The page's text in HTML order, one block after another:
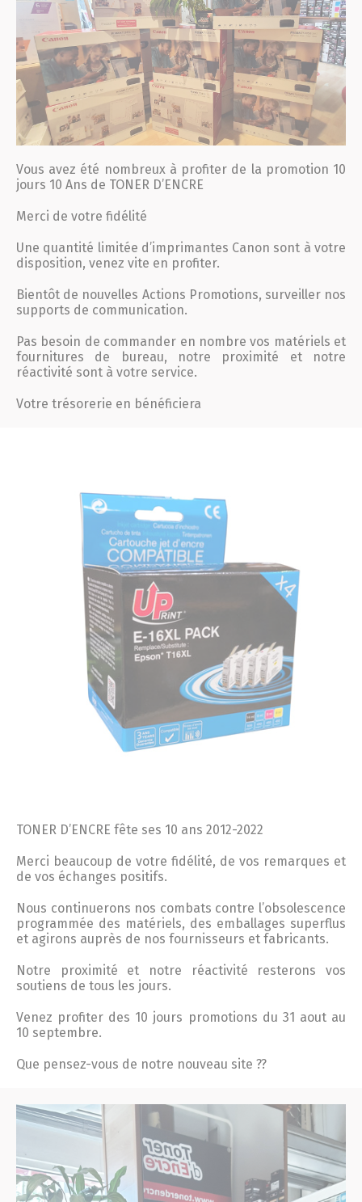
Vous avez été nombreux à profiter de la promotion 10
jours 10 Ans de TONER D’ENCRE
Merci de votre fidélité
Une quantité limitée d’imprimantes Canon sont à votre
disposition, venez vite en profiter.
Bientôt de nouvelles Actions Promotions, surveiller nos
supports de communication.
Pas besoin de commander en nombre vos matériels et
fournitures de bureau, notre proximité et notre
réactivité sont à votre service.
Votre trésorerie en bénéficiera
TONER D’ENCRE fête ses 10 ans 2012-2022
Merci beaucoup de votre fidélité, de vos remarques et
de vos échanges positifs.
Nous continuerons nos combats contre l’obsolescence
programmée des matériels, des emballages superflus
et agirons auprès de nos fournisseurs et fabricants.
Notre proximité et notre réactivité resterons vos
soutiens de tous les jours.
Venez profiter des 10 jours promotions du 31 aout au
10 septembre.
Que pensez-vous de notre nouveau site ??